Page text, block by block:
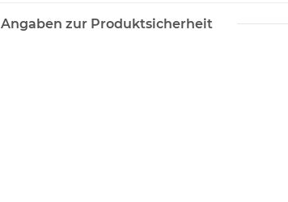
Angaben zur Produktsicherheit